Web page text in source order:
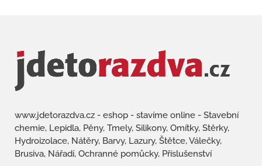
www.jdetorazdva.cz - eshop - stavíme online - Stavební
chemie, Lepidla, Pěny, Tmely, Silikony, Omítky, Stěrky,
Hydroizolace, Nátěry, Barvy, Lazury, Štětce, Válečky,
Brusiva, Nářadí, Ochranné pomůcky, Příslušenství